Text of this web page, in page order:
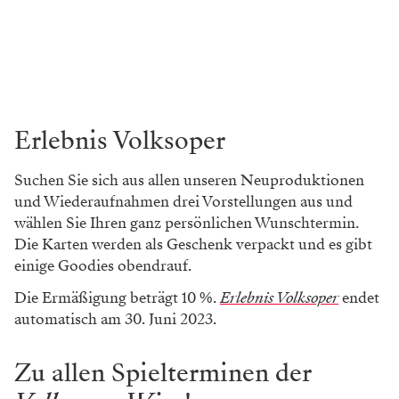
Erlebnis Volksoper
Suchen Sie sich aus allen unseren Neuproduktionen
und Wiederaufnahmen drei Vorstellungen aus und
wählen Sie Ihren ganz persönlichen Wunschtermin.
Die Karten werden als Geschenk verpackt und es gibt
einige Goodies obendrauf.
Die Ermäßigung beträgt 10 %.Erlebnis Volksoperendet
automatisch am 30. Juni 2023.
Zu allen Spielterminen der